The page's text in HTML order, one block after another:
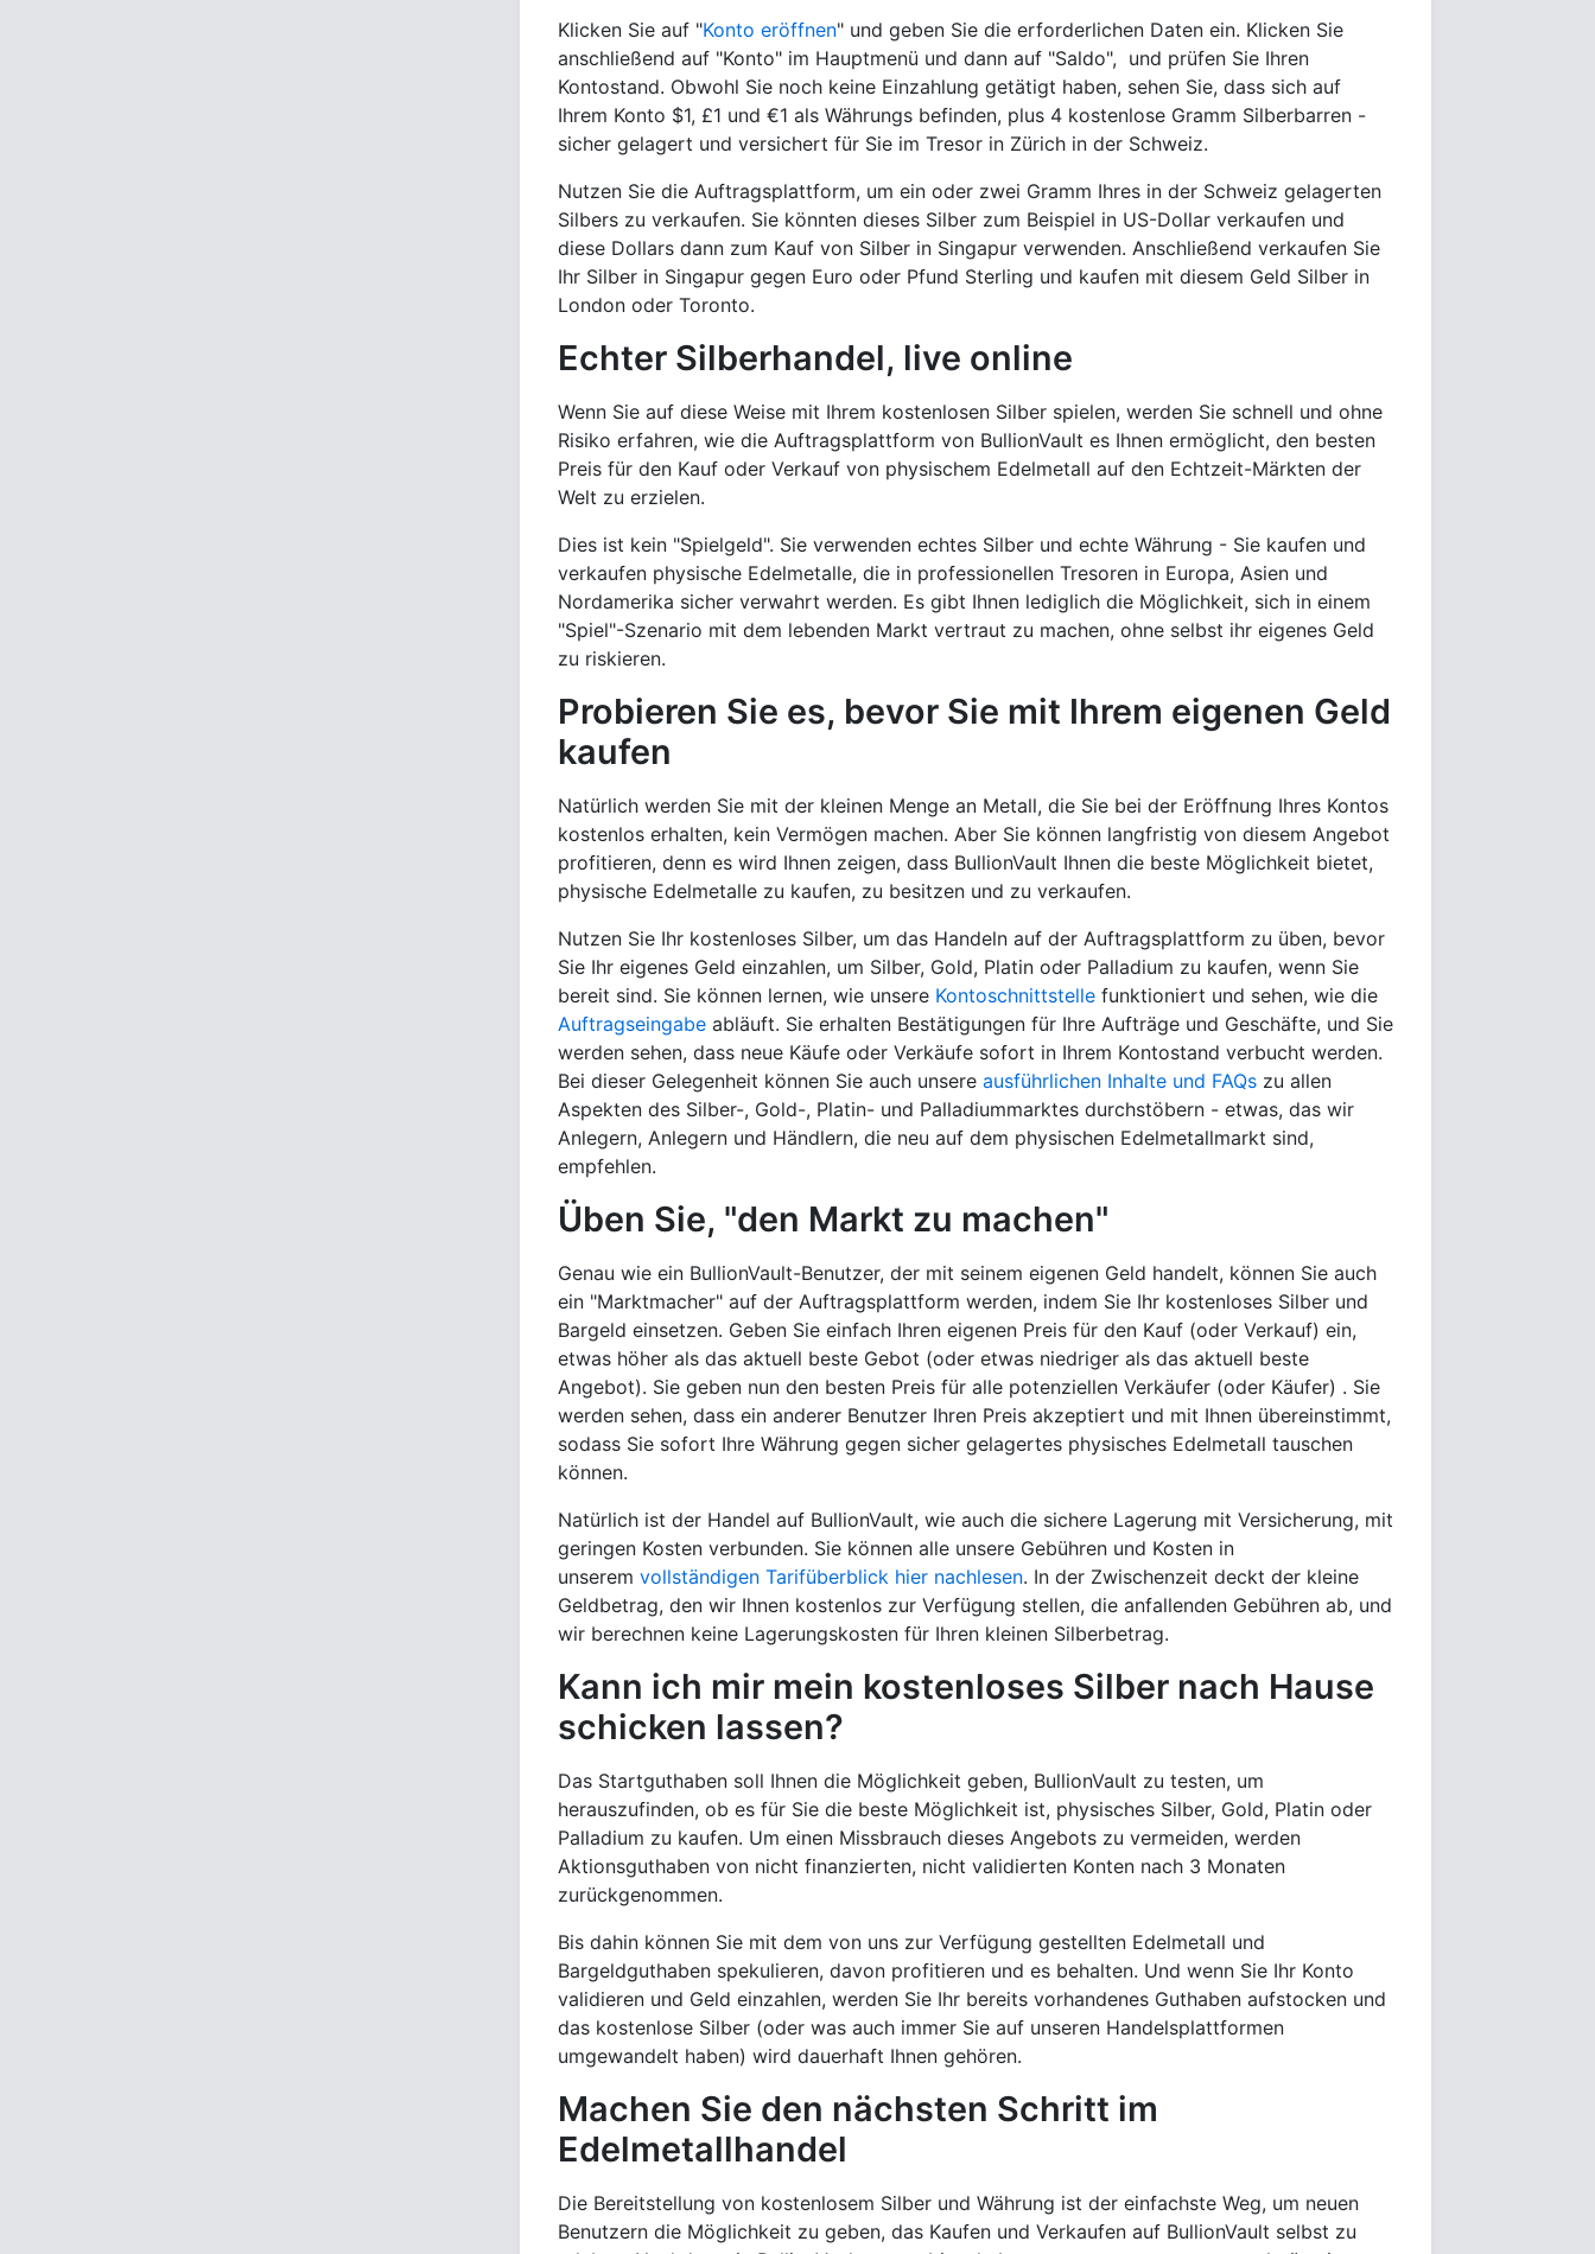
Klicken Sie auf "Konto eröffnen" und geben Sie die erforderlichen Daten ein. Klicken Sie
anschließend auf "Konto" im Hauptmenü und dann auf "Saldo", und prüfen Sie Ihren
Kontostand. Obwohl Sie noch keine Einzahlung getätigt haben, sehen Sie, dass sich auf
Ihrem Konto $1, £1 und €1 als Währungs befinden, plus 4 kostenlose Gramm Silberbarren -
sicher gelagert und versichert für Sie im Tresor in Zürich in der Schweiz.
Nutzen Sie die Auftragsplattform, um ein oder zwei Gramm Ihres in der Schweiz gelagerten
Silbers zu verkaufen. Sie könnten dieses Silber zum Beispiel in US-Dollar verkaufen und
diese Dollars dann zum Kauf von Silber in Singapur verwenden. Anschließend verkaufen Sie
Ihr Silber in Singapur gegen Euro oder Pfund Sterling und kaufen mit diesem Geld Silber in
London oder Toronto.
Echter Silberhandel, live online
Wenn Sie auf diese Weise mit Ihrem kostenlosen Silber spielen, werden Sie schnell und ohne
Risiko erfahren, wie die Auftragsplattform von BullionVault es Ihnen ermöglicht, den besten
Preis für den Kauf oder Verkauf von physischem Edelmetall auf den Echtzeit-Märkten der
Welt zu erzielen.
Dies ist kein "Spielgeld". Sie verwenden echtes Silber und echte Währung - Sie kaufen und
verkaufen physische Edelmetalle, die in professionellen Tresoren in Europa, Asien und
Nordamerika sicher verwahrt werden. Es gibt Ihnen lediglich die Möglichkeit, sich in einem
"Spiel"-Szenario mit dem lebenden Markt vertraut zu machen, ohne selbst ihr eigenes Geld
zu riskieren.
Probieren Sie es, bevor Sie mit Ihrem eigenen Geld
kaufen
Natürlich werden Sie mit der kleinen Menge an Metall, die Sie bei der Eröffnung Ihres Kontos
kostenlos erhalten, kein Vermögen machen. Aber Sie können langfristig von diesem Angebot
profitieren, denn es wird Ihnen zeigen, dass BullionVault Ihnen die beste Möglichkeit bietet,
physische Edelmetalle zu kaufen, zu besitzen und zu verkaufen.
Nutzen Sie Ihr kostenloses Silber, um das Handeln auf der Auftragsplattform zu üben, bevor
Sie Ihr eigenes Geld einzahlen, um Silber, Gold, Platin oder Palladium zu kaufen, wenn Sie
bereit sind. Sie können lernen, wie unsere Kontoschnittstelle funktioniert und sehen, wie die
Auftragseingabe abläuft. Sie erhalten Bestätigungen für Ihre Aufträge und Geschäfte, und Sie
werden sehen, dass neue Käufe oder Verkäufe sofort in Ihrem Kontostand verbucht werden.
Bei dieser Gelegenheit können Sie auch unsere ausführlichen Inhalte und FAQs zu allen
Aspekten des Silber-, Gold-, Platin- und Palladiummarktes durchstöbern - etwas, das wir
Anlegern, Anlegern und Händlern, die neu auf dem physischen Edelmetallmarkt sind,
empfehlen.
Üben Sie, "den Markt zu machen"
Genau wie ein BullionVault-Benutzer, der mit seinem eigenen Geld handelt, können Sie auch
ein "Marktmacher" auf der Auftragsplattform werden, indem Sie Ihr kostenloses Silber und
Bargeld einsetzen. Geben Sie einfach Ihren eigenen Preis für den Kauf (oder Verkauf) ein,
etwas höher als das aktuell beste Gebot (oder etwas niedriger als das aktuell beste
Angebot). Sie geben nun den besten Preis für alle potenziellen Verkäufer (oder Käufer) . Sie
werden sehen, dass ein anderer Benutzer Ihren Preis akzeptiert und mit Ihnen übereinstimmt,
sodass Sie sofort Ihre Währung gegen sicher gelagertes physisches Edelmetall tauschen
können.
Natürlich ist der Handel auf BullionVault, wie auch die sichere Lagerung mit Versicherung, mit
geringen Kosten verbunden. Sie können alle unsere Gebühren und Kosten in
unserem vollständigen Tarifüberblick hier nachlesen. In der Zwischenzeit deckt der kleine
Geldbetrag, den wir Ihnen kostenlos zur Verfügung stellen, die anfallenden Gebühren ab, und
wir berechnen keine Lagerungskosten für Ihren kleinen Silberbetrag.
Kann ich mir mein kostenloses Silber nach Hause
schicken lassen?
Das Startguthaben soll Ihnen die Möglichkeit geben, BullionVault zu testen, um
herauszufinden, ob es für Sie die beste Möglichkeit ist, physisches Silber, Gold, Platin oder
Palladium zu kaufen. Um einen Missbrauch dieses Angebots zu vermeiden, werden
Aktionsguthaben von nicht finanzierten, nicht validierten Konten nach 3 Monaten
zurückgenommen.
Bis dahin können Sie mit dem von uns zur Verfügung gestellten Edelmetall und
Bargeldguthaben spekulieren, davon profitieren und es behalten. Und wenn Sie Ihr Konto
validieren und Geld einzahlen, werden Sie Ihr bereits vorhandenes Guthaben aufstocken und
das kostenlose Silber (oder was auch immer Sie auf unseren Handelsplattformen
umgewandelt haben) wird dauerhaft Ihnen gehören.
Machen Sie den nächsten Schritt im
Edelmetallhandel
Die Bereitstellung von kostenlosem Silber und Währung ist der einfachste Weg, um neuen
Benutzern die Möglichkeit zu geben, das Kaufen und Verkaufen auf BullionVault selbst zu